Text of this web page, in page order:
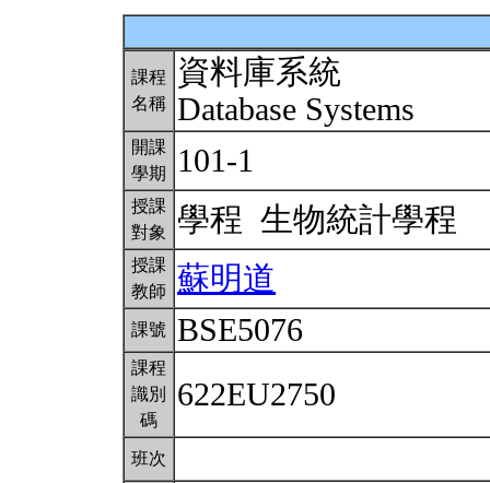
課程
名稱
資料庫系統
Database Systems
開課
學期
101-1
授課
對象
學程 生物統計學程
授課
教師
蘇明道
課號 BSE5076
課程
識別
碼
622EU2750
班次